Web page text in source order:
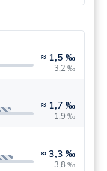
≈ 1,5 ‰
3,2 ‰
≈ 1,7 ‰
1,9 ‰
≈ 3,3 ‰
3,8 ‰